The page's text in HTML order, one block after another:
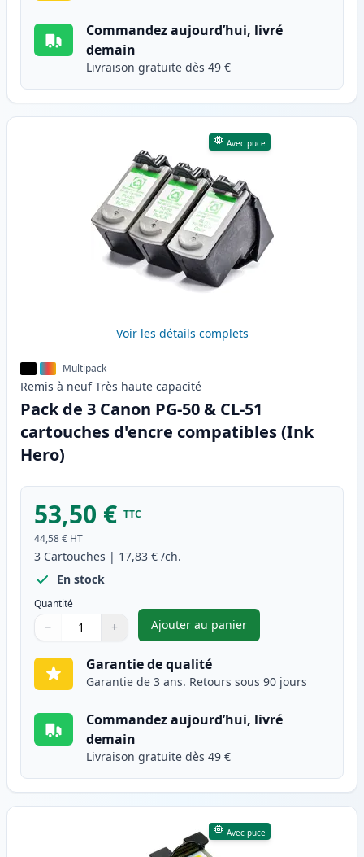
Commandez aujourd’hui, livré
demain
Livraison gratuite dès 49 €
Avec puce
Voir les détails complets
Multipack
Remis à neuf Très haute capacité
Pack de 3 Canon PG-50 & CL-51
cartouches d'encre compatibles (Ink
Hero)
53,50 € TTC
44,58 € HT
3 Cartouches | 17,83 € /ch.
En stock
Quantité
Quantité
Utilisez les boutons pour ajuster
− +
Quantité
Ajouter au panier
,Pack de 3 Canon PG-50 &
Garantie de qualité
Garantie de 3 ans. Retours sous 90 jours
Commandez aujourd’hui, livré
demain
Livraison gratuite dès 49 €
Avec puce